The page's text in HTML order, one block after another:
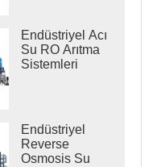
Endüstriyel Acı
Su RO Arıtma
Sistemleri
Endüstriyel
Reverse
Osmosis Su